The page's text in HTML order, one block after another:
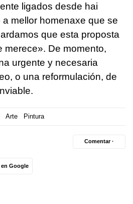
ligados desde hai
mellor homenaxe que se
que esta proposta
merece». De momento,
urgente y necesaria
o una reformulación, de
Arte Pintura
en Google
Comentar ·